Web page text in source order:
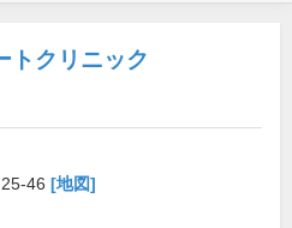
トクリニック
46 [地図]